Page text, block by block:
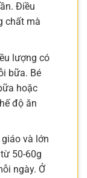
Điều
chất mà
lượng có
bữa. Bé
hoặc
độ ăn
và lớn
50-60g
ngày. Ở